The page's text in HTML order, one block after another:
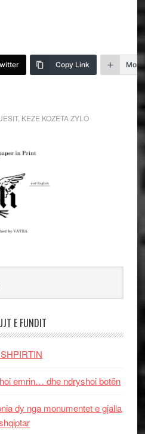
Copy Link More
, KEZE KOZETA ZYLO
E FUNDIT
emrin… dhe ndryshoi botën
dy nga monumentet e gjalla